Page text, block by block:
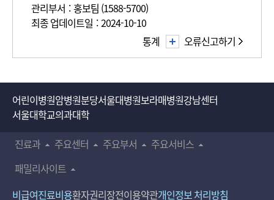
관리부서 : 홍보팀 (1588-5700)
최종 업데이트일 : 2024-10-10
오류신고하기
통계
어린이병원암병원분당서울대병원보라매병원강남센터
서울대학교의과대학
진료과
주요센터 주요부서
주요서비스
패밀리사이트
비급여진료비용환자권리장전이용약관개인정보 처리방침